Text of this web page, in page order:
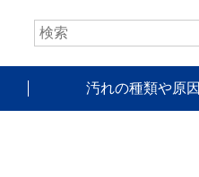
汚れの種類や原因